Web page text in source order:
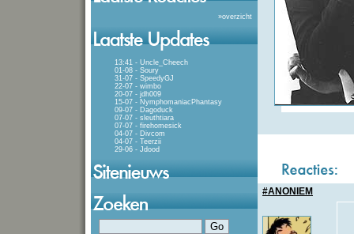
»overzicht
13:41 - Uncle_Cheech
01-08 - Soury
31-07 - SpeedyGJ
22-07 - wimbo
20-07 - jdh009
15-07 - NymphomaniacPhantasy
09-07 - Dagoduck
07-07 - sleuthtiara
07-07 - firehomesick
04-07 - Divcom
04-07 - Teerzii
29-06 - Jdood
#ANONIEM